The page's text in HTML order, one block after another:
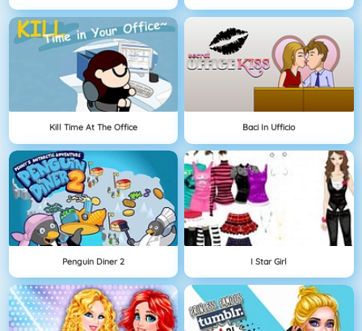
Kill Time At The Office Baci In Ufficio
Penguin Diner 2 I Star Girl